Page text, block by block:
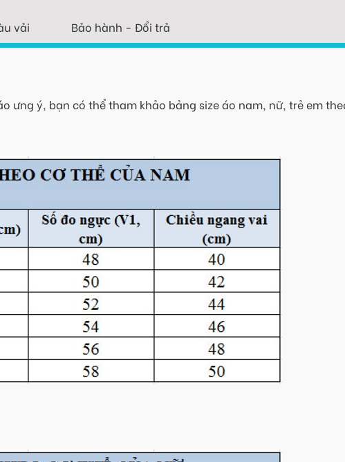
vải Bảo hành - Đổi trả
ưng ý, bạn có thể tham khảo bảng size áo nam, nữ, trẻ em